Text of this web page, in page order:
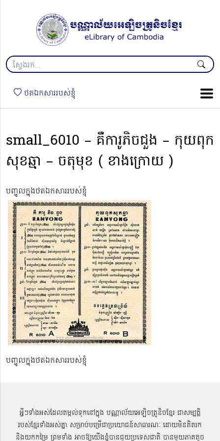
ថតឯកសាររបស់ខ្ញុំ
small_6010 – គឺការូភិចជួង – កុយពុក
សុខឆ្មា – ចតុមុខ ( ខាងក្រោយ )
បញ្ចូលក្នុងថតឯកសាររបស់ខ្ញុំ
បញ្ចូលក្នុងថតឯកសាររបស់ខ្ញុំ
អ្វីៗទាំងអស់ដែលតម្កល់ទុកនៅក្នុង បណ្ណាល័យអេឡិចត្រូនិចខ្មែរ ជាសម្បតិ្ត
របស់ខ្មែរទាំងអស់គ្នា សម្រាប់បម្រើជាប្រយោជន៍សាធារណៈ ដោយមិនគិតរក
និងយកកម្រៃ ព្រមទាំង អាចឱ្យយើងខ្ញុំបានជួយប្រទេសជាតិ បានមួយភាគតូច